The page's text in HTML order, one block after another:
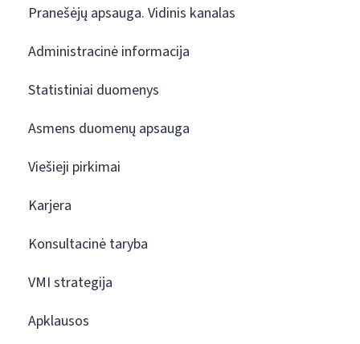
Pranešėjų apsauga. Vidinis kanalas
Administracinė informacija
Statistiniai duomenys
Asmens duomenų apsauga
Viešieji pirkimai
Karjera
Konsultacinė taryba
VMI strategija
Apklausos